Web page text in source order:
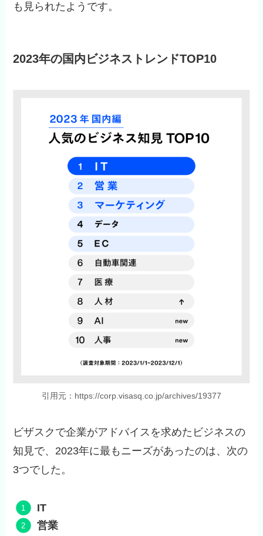
も見られたようです。
2023年の国内ビジネストレンドTOP10
引用元：https://corp.visasq.co.jp/archives/19377
ビザスクで企業がアドバイスを求めたビジネスの
知見で、2023年に最もニーズがあったのは、次の
3つでした。
IT
営業